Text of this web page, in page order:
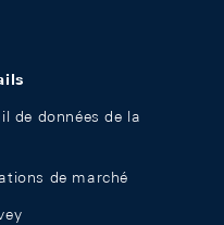
de données de la
de marché